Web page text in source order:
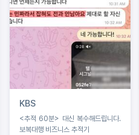
KBS
<추적 60분> 대신 복수해드립니다.
보복대행 비즈니스 추적기